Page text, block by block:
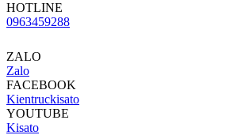
HOTLINE
0963459288
ZALO
Zalo
FACEBOOK
Kientruckisato
YOUTUBE
Kisato